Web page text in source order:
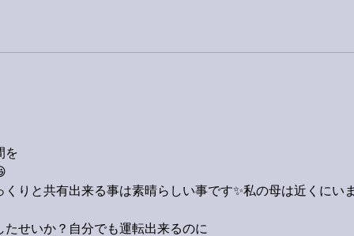
を
りと共有出来る事は素晴らしい事です✨私の母は近くにい
せいか？自分でも運転出来るのに